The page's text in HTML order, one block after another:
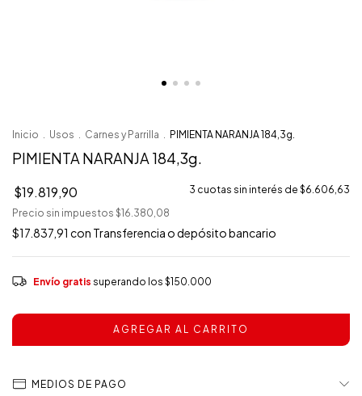
Inicio . Usos . Carnes y Parrilla . PIMIENTA NARANJA 184,3g.
PIMIENTA NARANJA 184,3g.
$19.819,90 3 cuotas sin interés de $6.606,63
Precio sin impuestos $16.380,08
$17.837,91 con Transferencia o depósito bancario
Envío gratis superando los $150.000
MEDIOS DE PAGO